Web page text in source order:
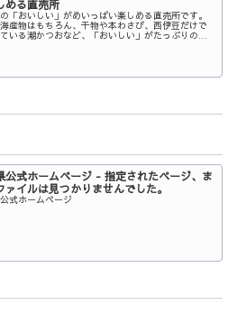
める直売所
「おいしい」がめいっぱい楽しめる直売所です。
産物はもちろん、干物や本わさび、西伊豆だけで
いる潮かつおなど、「おいしい」がたっぷりの西
公式ホームページ - 指定されたページ、ま
ァイルは見つかりませんでした。
式ホームページ